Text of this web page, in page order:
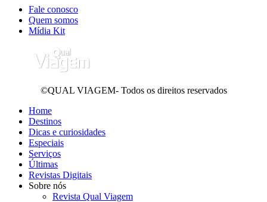
Fale conosco
Quem somos
Mídia Kit
©QUAL VIAGEM- Todos os direitos reservados
Home
Destinos
Dicas e curiosidades
Especiais
Serviços
Últimas
Revistas Digitais
Sobre nós
Revista Qual Viagem